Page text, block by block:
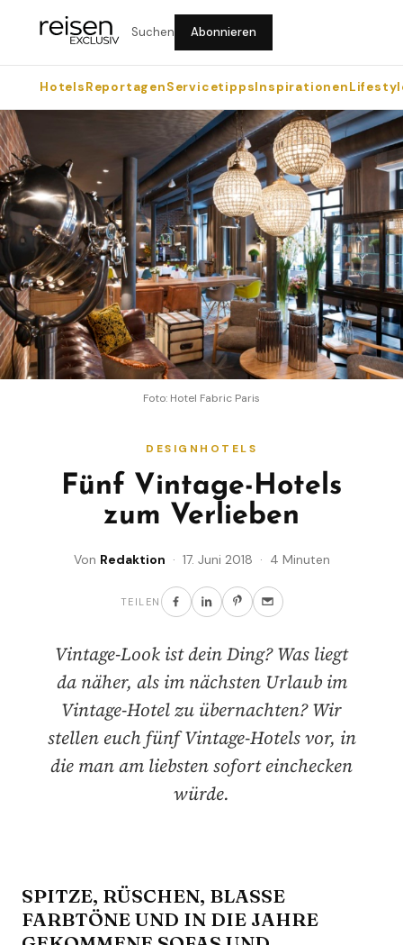
Suchen Abonnieren
HotelsReportagenServicetippsInspirationen
Foto: Hotel Fabric Paris
DESIGNHOTELS
Fünf Vintage-Hotels
zum Verlieben
Von Redaktion · 17. Juni 2018 · 4 Minuten
TEILEN
Vintage-Look ist dein Ding? Was liegt
da näher, als im nächsten Urlaub im
Vintage-Hotel zu übernachten? Wir
stellen euch fünf Vintage-Hotels vor, in
die man am liebsten sofort einchecken
würde.
SPITZE, RÜSCHEN, BLASSE
FARBTÖNE UND IN DIE JAHRE